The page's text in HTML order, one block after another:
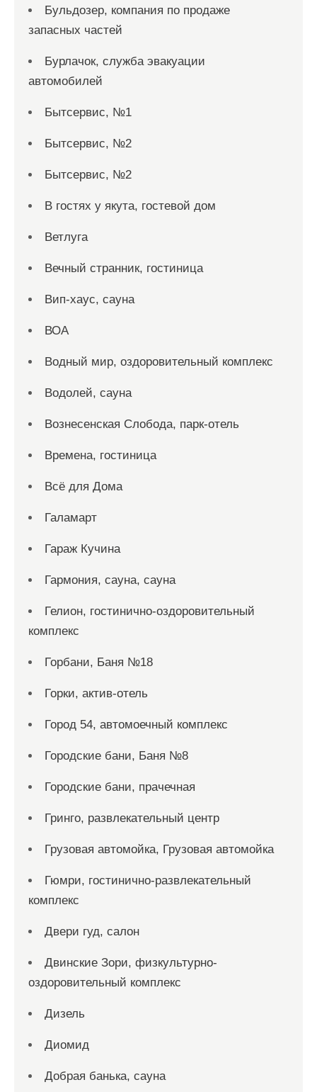
Бульдозер, компания по продаже
запасных частей
Бурлачок, служба эвакуации
автомобилей
Бытсервис, №1
Бытсервис, №2
Бытсервис, №2
В гостях у якута, гостевой дом
Ветлуга
Вечный странник, гостиница
Вип-хаус, сауна
ВОА
Водный мир, оздоровительный комплекс
Водолей, сауна
Вознесенская Слобода, парк-отель
Времена, гостиница
Всё для Дома
Галамарт
Гараж Кучина
Гармония, сауна, сауна
Гелион, гостинично-оздоровительный
комплекс
Горбани, Баня №18
Горки, актив-отель
Город 54, автомоечный комплекс
Городские бани, Баня №8
Городские бани, прачечная
Гринго, развлекательный центр
Грузовая автомойка, Грузовая автомойка
Гюмри, гостинично-развлекательный
комплекс
Двери гуд, салон
Двинские Зори, физкультурно-
оздоровительный комплекс
Дизель
Диомид
Добрая банька, сауна